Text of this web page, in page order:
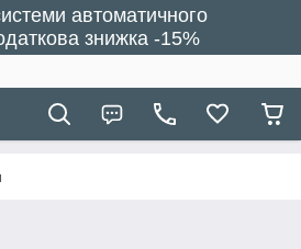
автоматичного
знижка -15%